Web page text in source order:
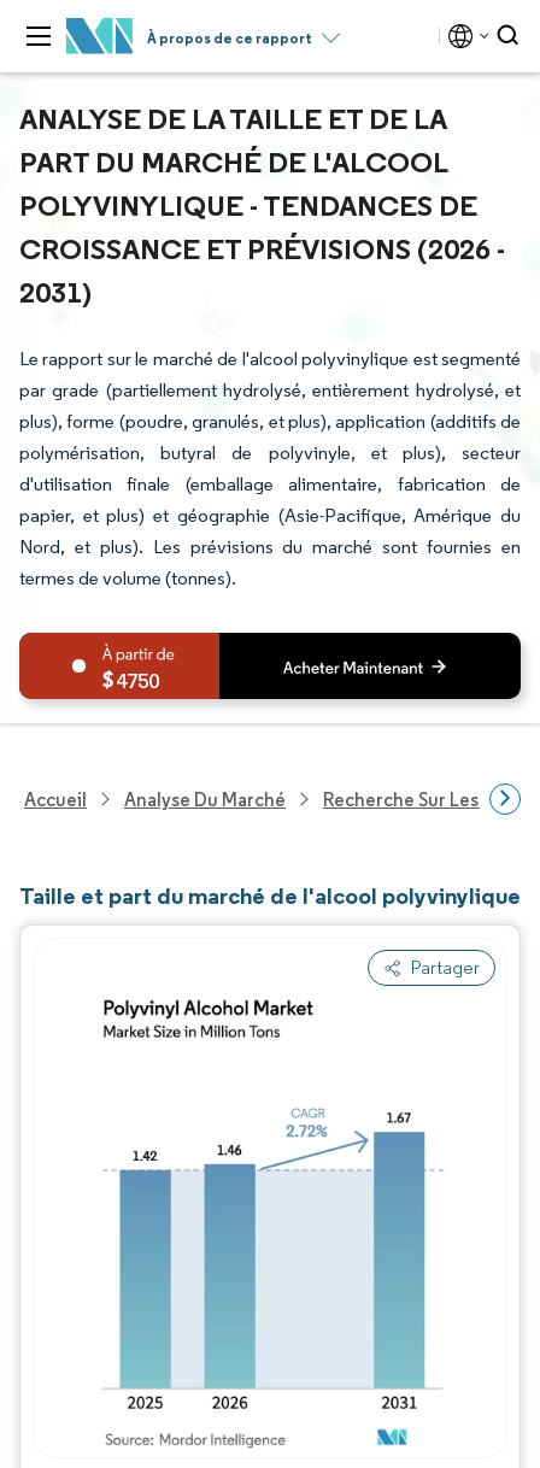
À propos de ce rapport
ANALYSE DE LA TAILLE ET DE LA
PART DU MARCHÉ DE L'ALCOOL
POLYVINYLIQUE - TENDANCES DE
CROISSANCE ET PRÉVISIONS (2026 -
2031)
Le rapport sur le marché de l'alcool polyvinylique est segmenté
par grade (partiellement hydrolysé, entièrement hydrolysé, et
plus), forme (poudre, granulés, et plus), application (additifs de
polymérisation, butyral de polyvinyle, et plus), secteur
d'utilisation finale (emballage alimentaire, fabrication de
papier, et plus) et géographie (Asie-Pacifique, Amérique du
Nord, et plus). Les prévisions du marché sont fournies en
termes de volume (tonnes).
4750
Accueil Analyse Du Marché Recherche Sur Les
Taille et part du marché de l'alcool polyvinylique
Partager